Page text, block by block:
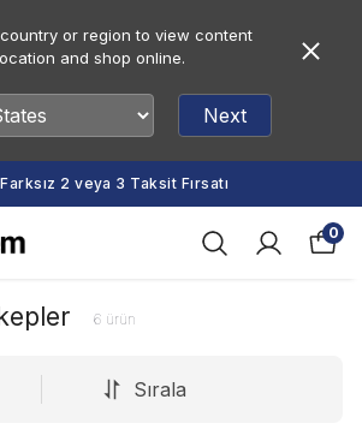
or region to view content
and shop online.
Next
2 veya 3 Taksit Fırsatı
0
6 ürün
Sırala